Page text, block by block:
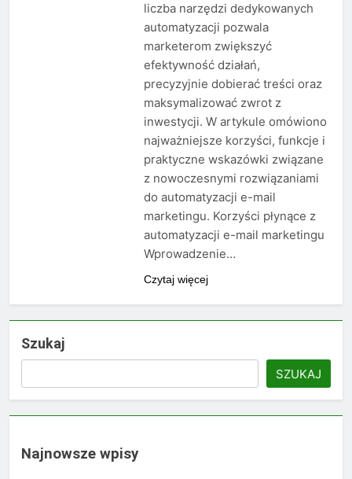
liczba narzędzi dedykowanych
automatyzacji pozwala
marketerom zwiększyć
efektywność działań,
precyzyjnie dobierać treści oraz
maksymalizować zwrot z
inwestycji. W artykule omówiono
najważniejsze korzyści, funkcje i
praktyczne wskazówki związane
z nowoczesnymi rozwiązaniami
do automatyzacji e-mail
marketingu. Korzyści płynące z
automatyzacji e-mail marketingu
Wprowadzenie…
Czytaj więcej
Szukaj
SZUKAJ
Najnowsze wpisy